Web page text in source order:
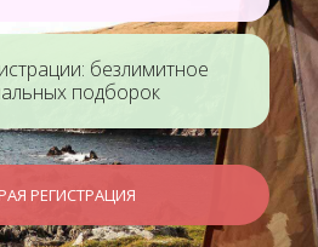
безлимитное
подборок
РЕГИСТРАЦИЯ